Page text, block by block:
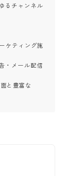
るチャンネル
ケティング施
・メール配信
と豊富な